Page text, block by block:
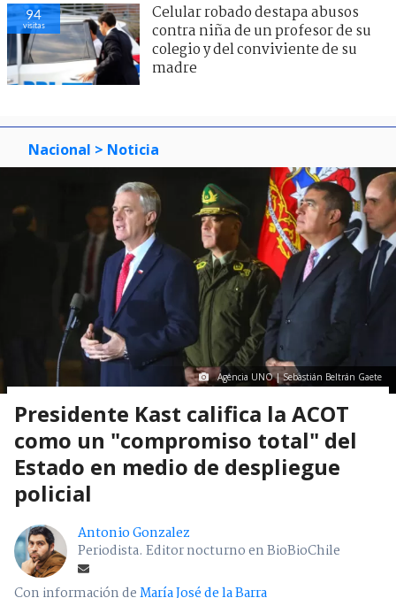
94
visitas
Celular robado destapa abusos
contra niña de un profesor de su
colegio y del conviviente de su
madre
Nacional > Noticia
Agencia UNO | Sebastián Beltrán Gaete
Presidente Kast califica la ACOT
como un "compromiso total" del
Estado en medio de despliegue
policial
Antonio Gonzalez
Periodista. Editor nocturno en BioBioChile